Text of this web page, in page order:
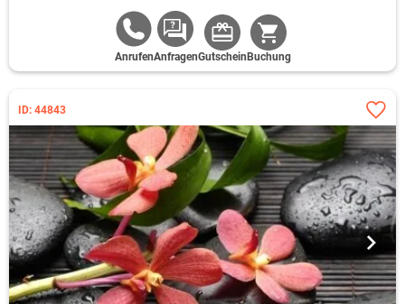
AnrufenAnfragenGutschein Buchung
ID: 44843